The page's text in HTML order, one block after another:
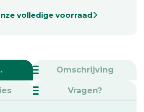
volledige voorraad
Omschrijving
Vragen?